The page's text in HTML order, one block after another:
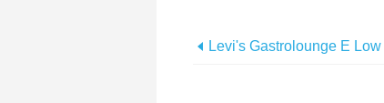
Levi's Gastrolounge E